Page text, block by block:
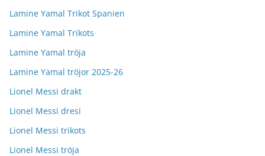
Lamine Yamal Trikot Spanien
Lamine Yamal Trikots
Lamine Yamal tröja
Lamine Yamal tröjor 2025-26
Lionel Messi drakt
Lionel Messi dresi
Lionel Messi trikots
Lionel Messi tröja